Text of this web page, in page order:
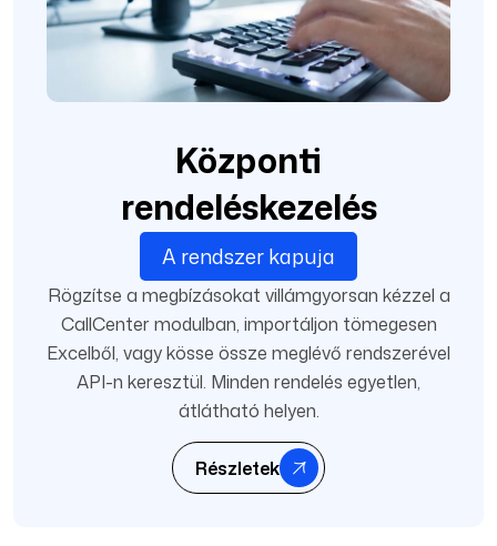
Központi
rendeléskezelés
A rendszer kapuja
Rögzítse a megbízásokat villámgyorsan kézzel a
CallCenter modulban, importáljon tömegesen
Excelből, vagy kösse össze meglévő rendszerével
API-n keresztül. Minden rendelés egyetlen,
átlátható helyen.
Részletek